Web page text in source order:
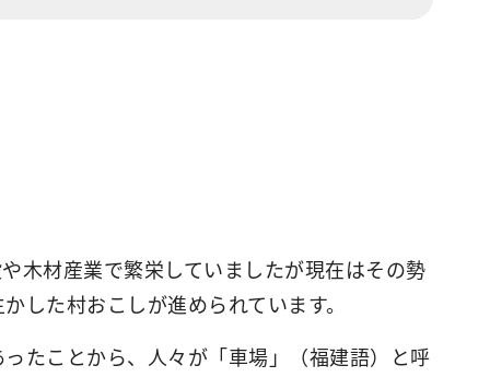
木材産業で繁栄していましたが現在はその勢
した村おこしが進められています。
たことから、人々が「車場」（福建語）と呼